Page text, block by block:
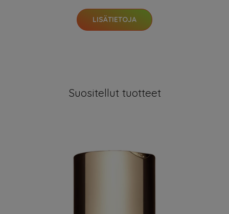
LISÄTIETOJA
Suositellut tuotteet